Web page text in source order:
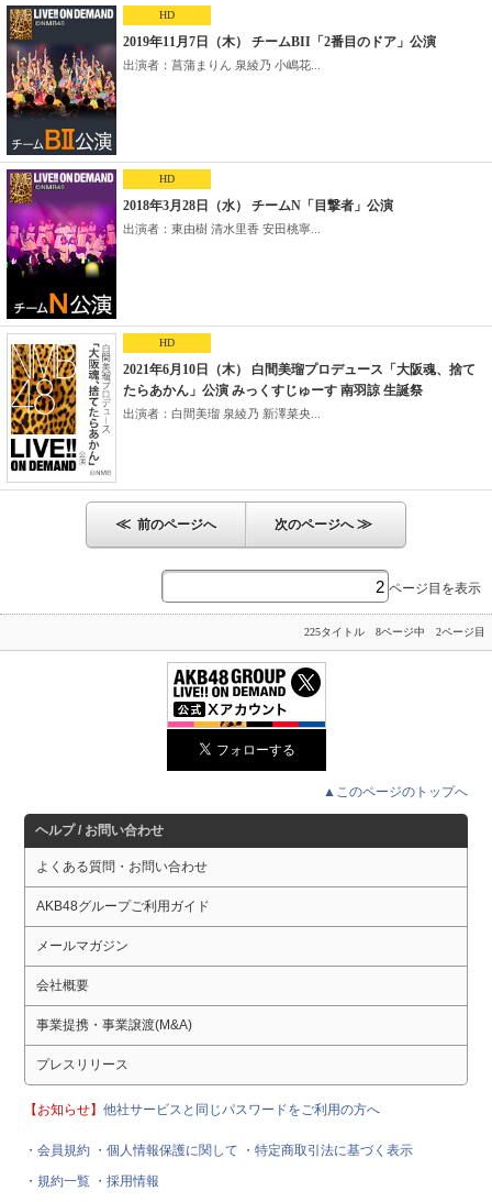
HD
2019年11月7日（木） チームBII「2番目のドア」公演
出演者：菖蒲まりん 泉綾乃 小嶋花...
HD
2018年3月28日（水） チームN「目撃者」公演
出演者：東由樹 清水里香 安田桃寧...
HD
2021年6月10日（木） 白間美瑠プロデュース「大阪魂、捨て
たらあかん」公演 みっくすじゅーす 南羽諒 生誕祭
出演者：白間美瑠 泉綾乃 新澤菜央...
≪ 前のページへ 次のページへ≫
ページ目を表示
225タイトル 8ページ中 2ページ目
▲このページのトップへ
ヘルプ / お問い合わせ
よくある質問・お問い合わせ
AKB48グループご利用ガイド
メールマガジン
会社概要
事業提携・事業譲渡(M&A)
プレスリリース
【お知らせ】他社サービスと同じパスワードをご利用の方へ
・会員規約 ・個人情報保護に関して
・特定商取引法に基づく表示
・規約一覧 ・採用情報